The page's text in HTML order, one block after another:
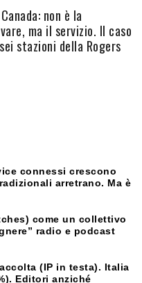
non è la
ma il servizio. Il caso
stazioni della Rogers
connessi crescono
arretrano. Ma è
come un collettivo
radio e podcast
(IP in testa). Italia
Editori anziché